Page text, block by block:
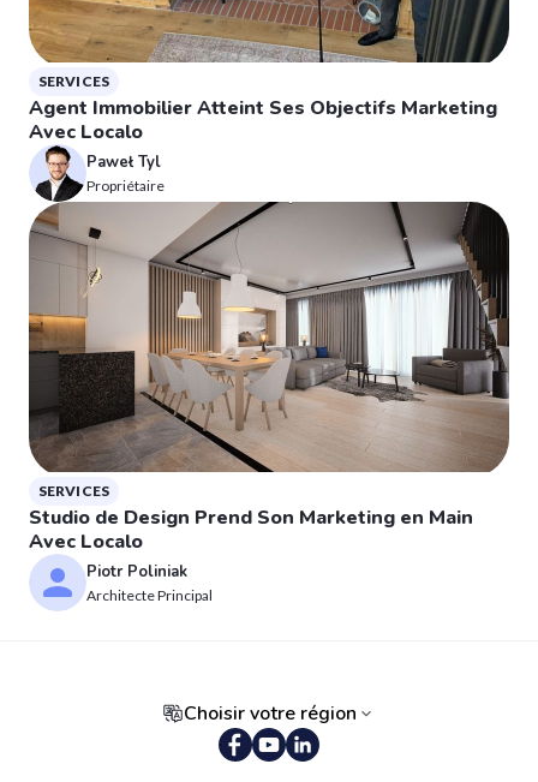
SERVICES
Agent Immobilier Atteint Ses Objectifs Marketing
Avec Localo
Paweł Tyl
Propriétaire
SERVICES
Studio de Design Prend Son Marketing en Main
Avec Localo
Piotr Poliniak
Architecte Principal
Choisir votre région